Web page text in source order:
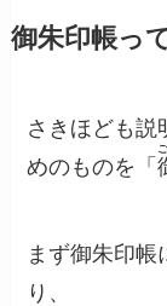
御朱印帳っ
さきほども説
めのものを「
まず御朱印帳
り、